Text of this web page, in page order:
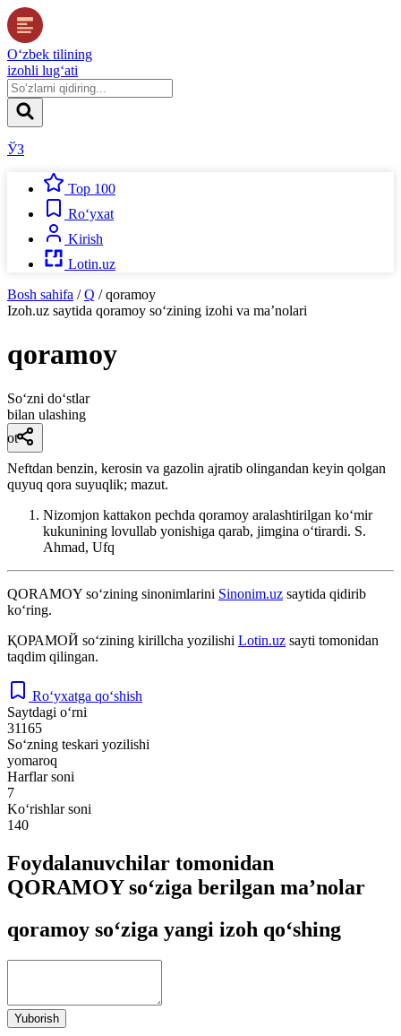
O‘zbek tilining
izohli lug‘ati
ЎЗ
Top 100
Ro‘yxat
Kirish
Lotin.uz
Bosh sahifa / Q / qoramoy
Izoh.uz saytida qoramoy so‘zining izohi va ma’nolari
qoramoy
So‘zni do‘stlar
bilan ulashing
ot
Neftdan benzin, kerosin va gazolin ajratib olingandan keyin qolgan
quyuq qora suyuqlik; mazut.
Nizomjon kattakon pechda qoramoy aralashtirilgan koʻmir
kukunining lovullab yonishiga qarab, jimgina oʻtirardi. S.
Ahmad, Ufq
QORAMOY so‘zining sinonimlarini Sinonim.uz saytida qidirib
ko‘ring.
ҚОРАМОЙ so‘zining kirillcha yozilishi Lotin.uz sayti tomonidan
taqdim qilingan.
Ro‘yxatga qo‘shish
Saytdagi o‘rni
31165
So‘zning teskari yozilishi
yomaroq
Harflar soni
7
Ko‘rishlar soni
140
Foydalanuvchilar tomonidan
QORAMOY so‘ziga berilgan ma’nolar
qoramoy so‘ziga yangi izoh qo‘shing
Yuborish